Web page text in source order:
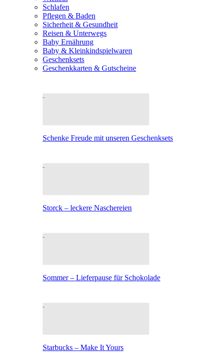
Schlafen
Pflegen & Baden
Sicherheit & Gesundheit
Reisen & Unterwegs
Baby Ernährung
Baby & Kleinkindspielwaren
Geschenksets
Geschenkkarten & Gutscheine
Schenke Freude mit unseren Geschenksets
Storck – leckere Naschereien
Sommer – Lieferpause für Schokolade
Starbucks – Make It Yours